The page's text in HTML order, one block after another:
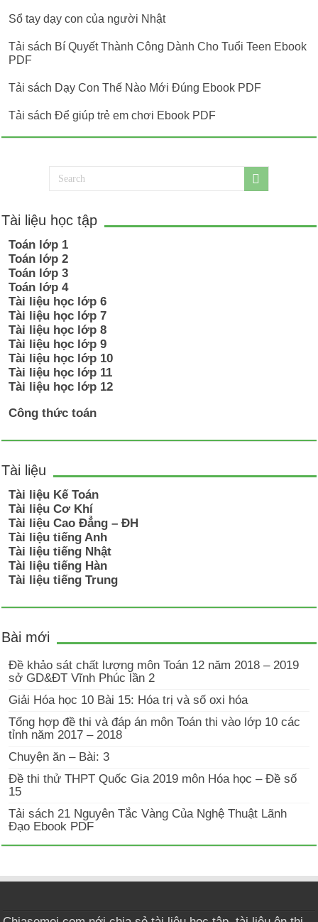
Sổ tay dạy con của người Nhật
Tải sách Bí Quyết Thành Công Dành Cho Tuổi Teen Ebook
PDF
Tải sách Dạy Con Thế Nào Mới Đúng Ebook PDF
Tải sách Để giúp trẻ em chơi Ebook PDF
Tài liệu học tập
Toán lớp 1
Toán lớp 2
Toán lớp 3
Toán lớp 4
Tài liệu học lớp 6
Tài liệu học lớp 7
Tài liệu học lớp 8
Tài liệu học lớp 9
Tài liệu học lớp 10
Tài liệu học lớp 11
Tài liệu học lớp 12
Công thức toán
Tài liệu
Tài liệu Kế Toán
Tài liệu Cơ Khí
Tài liệu Cao Đẳng – ĐH
Tài liệu tiếng Anh
Tài liệu tiếng Nhật
Tài liệu tiếng Hàn
Tài liệu tiếng Trung
Bài mới
Đề khảo sát chất lượng môn Toán 12 năm 2018 – 2019
sở GD&ĐT Vĩnh Phúc lần 2
Giải Hóa học 10 Bài 15: Hóa trị và số oxi hóa
Tổng hợp đề thi và đáp án môn Toán thi vào lớp 10 các
tỉnh năm 2017 – 2018
Chuyện ăn – Bài: 3
Đề thi thử THPT Quốc Gia 2019 môn Hóa học – Đề số
15
Tải sách 21 Nguyên Tắc Vàng Của Nghệ Thuật Lãnh
Đạo Ebook PDF